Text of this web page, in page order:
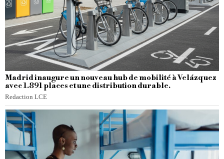
Madrid inaugure un nouveau hub de mobilité à Velázquez
avec 1.891 places et une distribution durable.
Redaction LCE